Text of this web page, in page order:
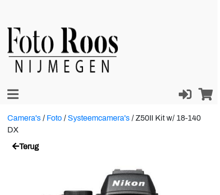
Camera's / Foto / Systeemcamera's /Z50II Kit w/ 18-140
DX
Terug